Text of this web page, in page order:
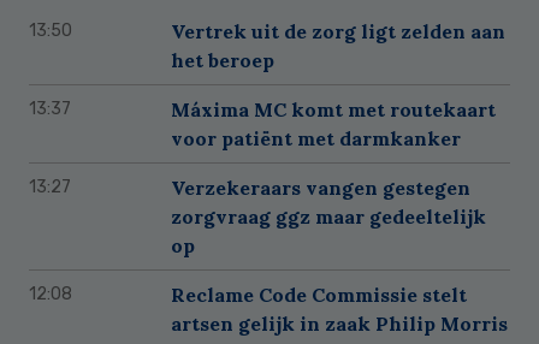
13:50
Vertrek uit de zorg ligt zelden aan
het beroep
13:37
Máxima MC komt met routekaart
voor patiënt met darmkanker
13:27
Verzekeraars vangen gestegen
zorgvraag ggz maar gedeeltelijk
op
12:08
Reclame Code Commissie stelt
artsen gelijk in zaak Philip Morris